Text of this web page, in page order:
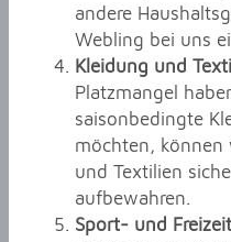
andere
Webling bei uns
Kleidung und
Platzmangel
saisonbedingte
möchten, können
und Textilien
aufbewahren.
Sport- und